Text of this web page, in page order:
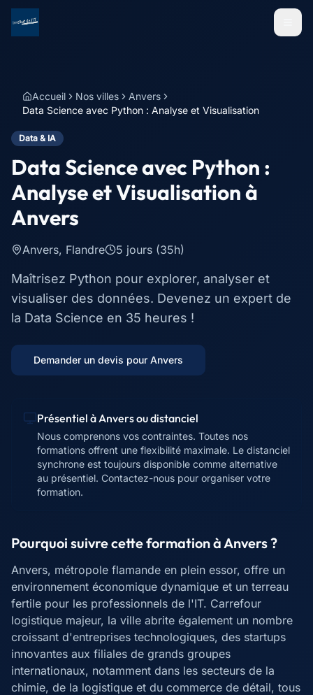
Menu
Accueil Nos villes
Anvers
Data Science avec Python : Analyse et Visualisation
Data & IA
Data Science avec Python :
Analyse et Visualisationà
Anvers
Anvers, Flandre 5 jours (35h)
Maîtrisez Python pour explorer, analyser et
visualiser des données. Devenez un expert de
la Data Science en 35 heures !
Demander un devis pour Anvers
Présentiel àAnversou distanciel
Nous comprenons vos contraintes. Toutes nos
formations offrent une flexibilité maximale. Le distanciel
synchrone est toujours disponible comme alternative
au présentiel. Contactez-nous pour organiser votre
formation.
Pourquoi suivre cette formation àAnvers?
Anvers, métropole flamande en plein essor, offre un
environnement économique dynamique et un terreau
fertile pour les professionnels de l'IT. Carrefour
logistique majeur, la ville abrite également un nombre
croissant d'entreprises technologiques, des startups
innovantes aux filiales de grands groupes
internationaux, notamment dans les secteurs de la
chimie, de la logistique et du commerce de détail, tous